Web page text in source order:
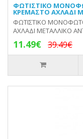
ΦΩΤΙΣΤΙΚΟ
ΚΡΕΜΑΣΤΟ ΑΧΛΑΔΙ
ΦΩΤΙΣΤΙΚΟ
ΑΧΛΑΔΙ ΜΕΤΑΛΛΙΚΟ
11.49€ 39.49€